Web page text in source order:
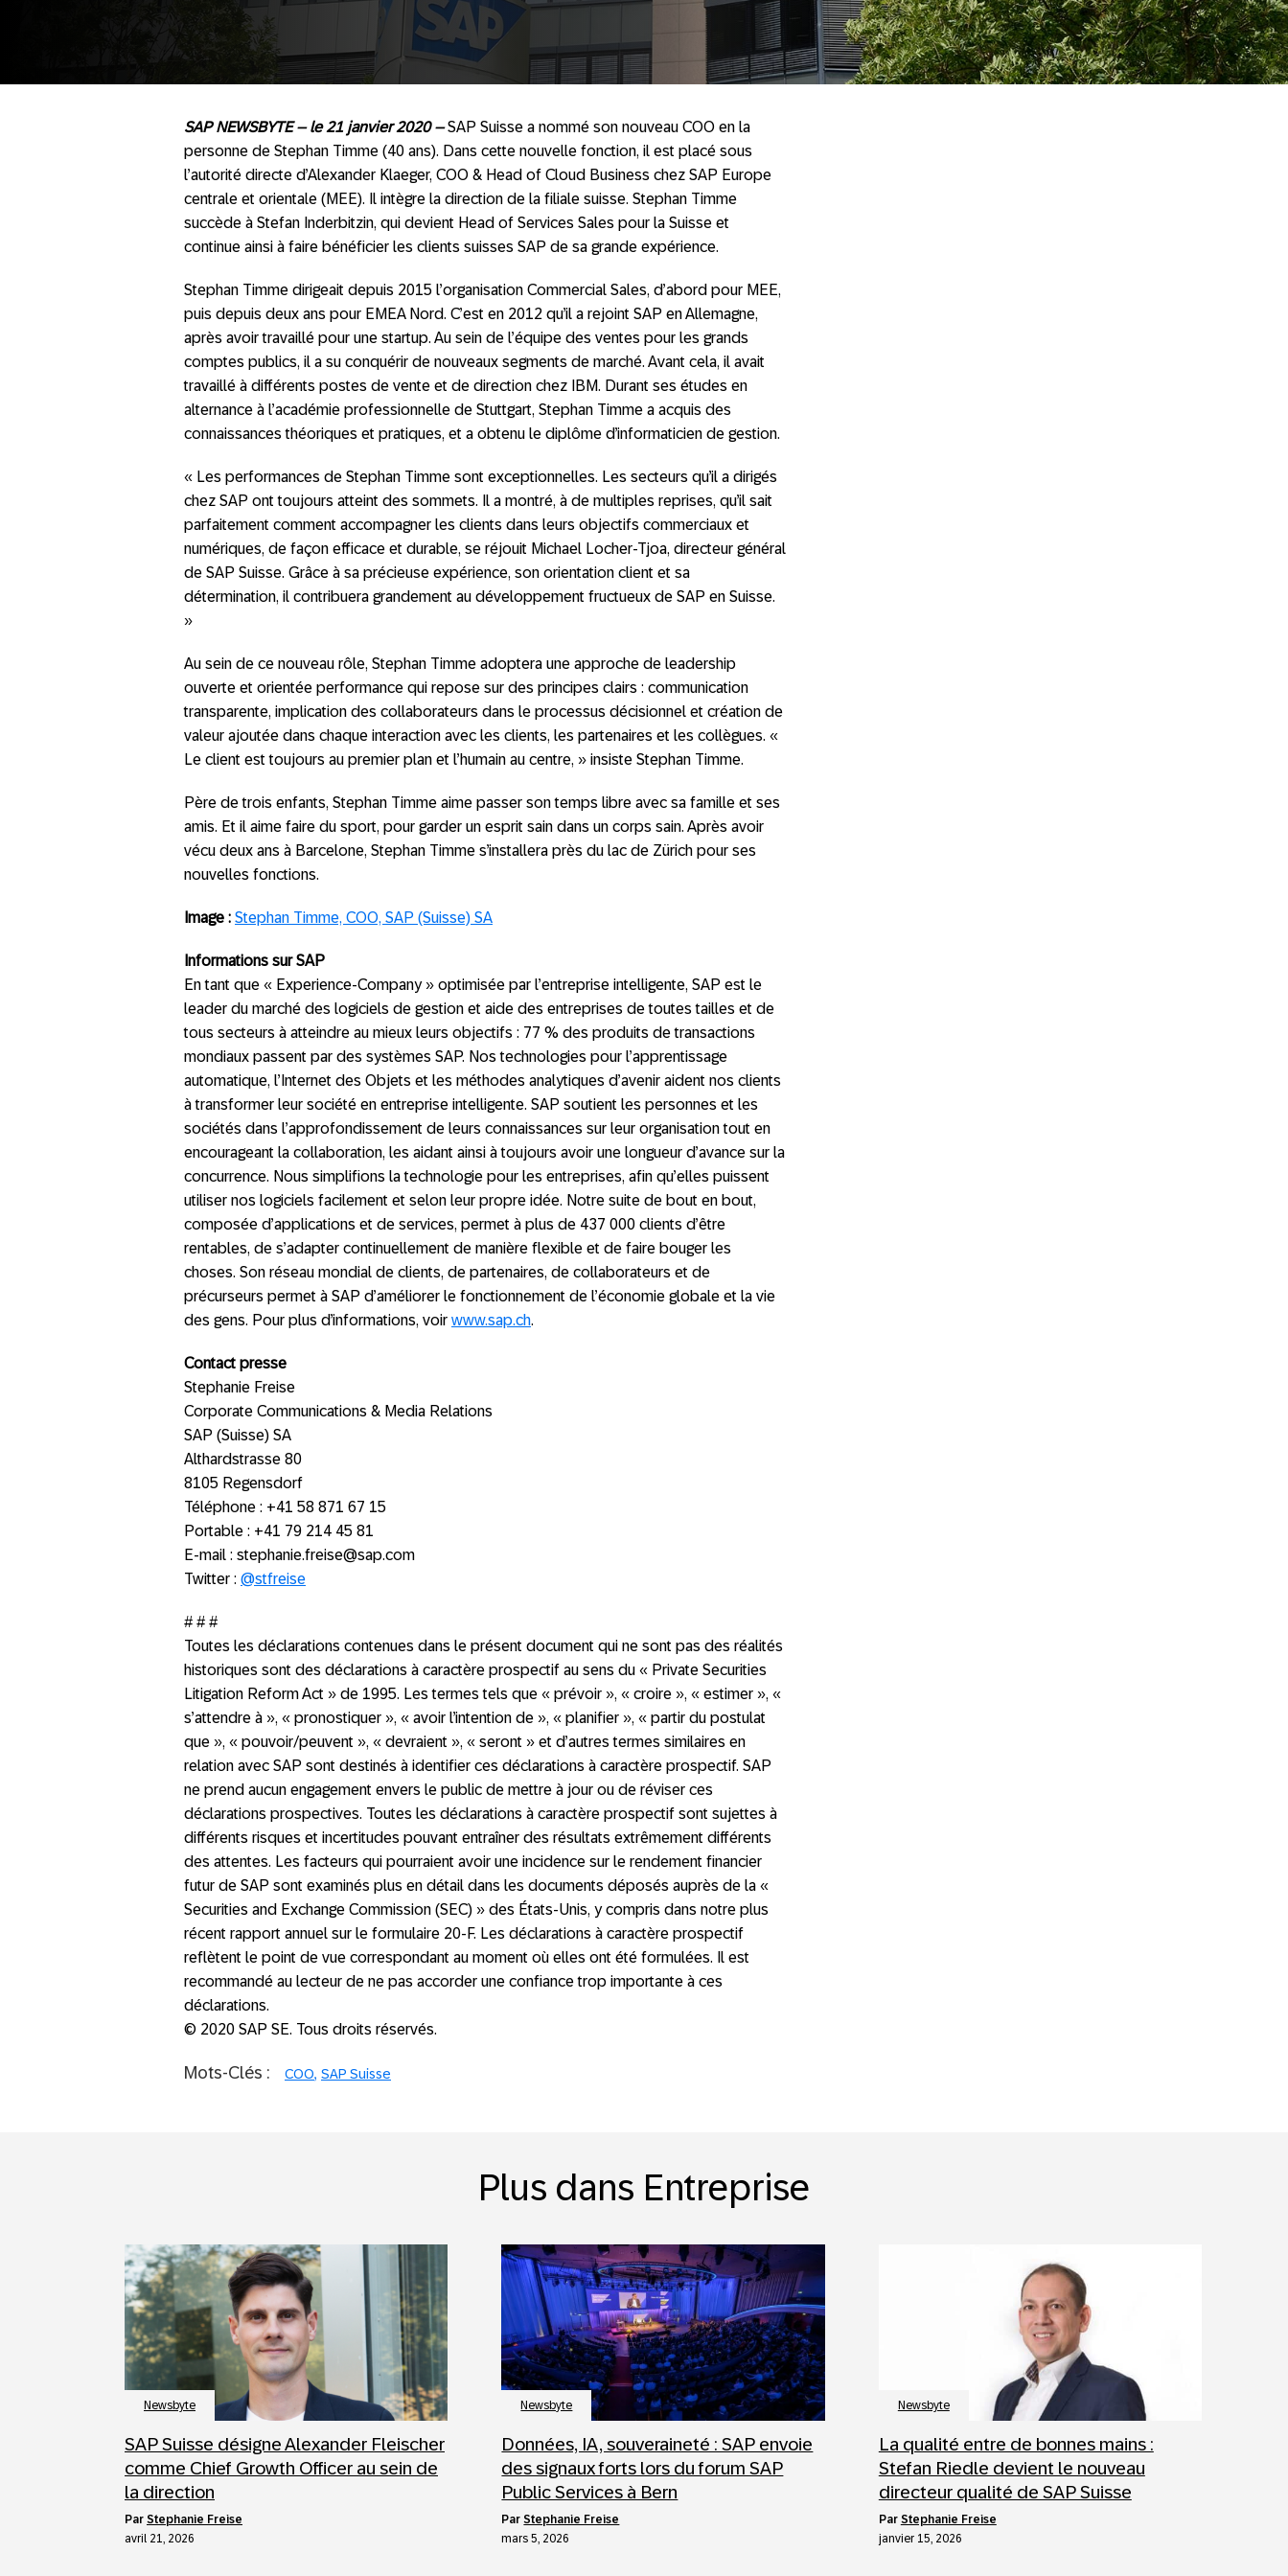
SAP NEWSBYTE – le 21 janvier 2020 –SAP Suisse a nommé son nouveau COO en la
personne de Stephan Timme (40 ans). Dans cette nouvelle fonction, il est placé sous
l’autorité directe d’Alexander Klaeger, COO & Head of Cloud Business chez SAP Europe
centrale et orientale (MEE). Il intègre la direction de la filiale suisse. Stephan Timme
succède à Stefan Inderbitzin, qui devient Head of Services Sales pour la Suisse et
continue ainsi à faire bénéficier les clients suisses SAP de sa grande expérience.
Stephan Timme dirigeait depuis 2015 l’organisation Commercial Sales, d’abord pour MEE,
puis depuis deux ans pour EMEA Nord. C’est en 2012 qu’il a rejoint SAP en Allemagne,
après avoir travaillé pour une startup. Au sein de l’équipe des ventes pour les grands
comptes publics, il a su conquérir de nouveaux segments de marché. Avant cela, il avait
travaillé à différents postes de vente et de direction chez IBM. Durant ses études en
alternance à l’académie professionnelle de Stuttgart, Stephan Timme a acquis des
connaissances théoriques et pratiques, et a obtenu le diplôme d’informaticien de gestion.
« Les performances de Stephan Timme sont exceptionnelles. Les secteurs qu’il a dirigés
chez SAP ont toujours atteint des sommets. Il a montré, à de multiples reprises, qu’il sait
parfaitement comment accompagner les clients dans leurs objectifs commerciaux et
numériques, de façon efficace et durable, se réjouit Michael Locher-Tjoa, directeur général
de SAP Suisse. Grâce à sa précieuse expérience, son orientation client et sa
détermination, il contribuera grandement au développement fructueux de SAP en Suisse.
»
Au sein de ce nouveau rôle, Stephan Timme adoptera une approche de leadership
ouverte et orientée performance qui repose sur des principes clairs : communication
transparente, implication des collaborateurs dans le processus décisionnel et création de
valeur ajoutée dans chaque interaction avec les clients, les partenaires et les collègues. «
Le client est toujours au premier plan et l’humain au centre, » insiste Stephan Timme.
Père de trois enfants, Stephan Timme aime passer son temps libre avec sa famille et ses
amis. Et il aime faire du sport, pour garder un esprit sain dans un corps sain. Après avoir
vécu deux ans à Barcelone, Stephan Timme s’installera près du lac de Zürich pour ses
nouvelles fonctions.
Image : Stephan Timme, COO, SAP (Suisse) SA
Informations sur SAP
En tant que « Experience-Company » optimisée par l’entreprise intelligente, SAP est le
leader du marché des logiciels de gestion et aide des entreprises de toutes tailles et de
tous secteurs à atteindre au mieux leurs objectifs : 77 % des produits de transactions
mondiaux passent par des systèmes SAP. Nos technologies pour l’apprentissage
automatique, l’Internet des Objets et les méthodes analytiques d’avenir aident nos clients
à transformer leur société en entreprise intelligente. SAP soutient les personnes et les
sociétés dans l’approfondissement de leurs connaissances sur leur organisation tout en
encourageant la collaboration, les aidant ainsi à toujours avoir une longueur d’avance sur la
concurrence. Nous simplifions la technologie pour les entreprises, afin qu’elles puissent
utiliser nos logiciels facilement et selon leur propre idée. Notre suite de bout en bout,
composée d’applications et de services, permet à plus de 437 000 clients d’être
rentables, de s’adapter continuellement de manière flexible et de faire bouger les
choses. Son réseau mondial de clients, de partenaires, de collaborateurs et de
précurseurs permet à SAP d’améliorer le fonctionnement de l’économie globale et la vie
des gens. Pour plus d’informations, voir www.sap.ch.
Contact presse
Stephanie Freise
Corporate Communications & Media Relations
SAP (Suisse) SA
Althardstrasse 80
8105 Regensdorf
Téléphone : +41 58 871 67 15
Portable : +41 79 214 45 81
E-mail : stephanie.freise@sap.com
Twitter : @stfreise
# # #
Toutes les déclarations contenues dans le présent document qui ne sont pas des réalités
historiques sont des déclarations à caractère prospectif au sens du « Private Securities
Litigation Reform Act » de 1995. Les termes tels que « prévoir », « croire », « estimer », «
s’attendre à », « pronostiquer », « avoir l’intention de », « planifier », « partir du postulat
que », « pouvoir/peuvent », « devraient », « seront » et d’autres termes similaires en
relation avec SAP sont destinés à identifier ces déclarations à caractère prospectif. SAP
ne prend aucun engagement envers le public de mettre à jour ou de réviser ces
déclarations prospectives. Toutes les déclarations à caractère prospectif sont sujettes à
différents risques et incertitudes pouvant entraîner des résultats extrêmement différents
des attentes. Les facteurs qui pourraient avoir une incidence sur le rendement financier
futur de SAP sont examinés plus en détail dans les documents déposés auprès de la «
Securities and Exchange Commission (SEC) » des États-Unis, y compris dans notre plus
récent rapport annuel sur le formulaire 20-F. Les déclarations à caractère prospectif
reflètent le point de vue correspondant au moment où elles ont été formulées. Il est
recommandé au lecteur de ne pas accorder une confiance trop importante à ces
déclarations.
© 2020 SAP SE. Tous droits réservés.
Mots-Clés : COO SAP Suisse
Plus dans Entreprise
Newsbyte
SAP Suisse désigne Alexander Fleischer
comme Chief Growth Officer au sein de
la direction
par Stephanie Freise
avril 21, 2026
Newsbyte
Données, IA, souveraineté : SAP envoie
des signaux forts lors du forum SAP
Public Services à Bern
parStephanie Freise
mars 5, 2026
Newsbyte
La qualité entre de bonnes mains :
Stefan Riedle devient le nouveau
directeur qualité de SAP Suisse
par Stephanie Freise
janvier 15, 2026